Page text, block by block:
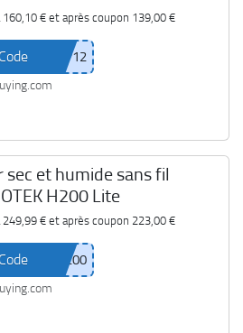
160,10 €et après coupon 139,00 €
sec et humide sans fil
H200 Lite
249,99 €et après coupon 223,00 €